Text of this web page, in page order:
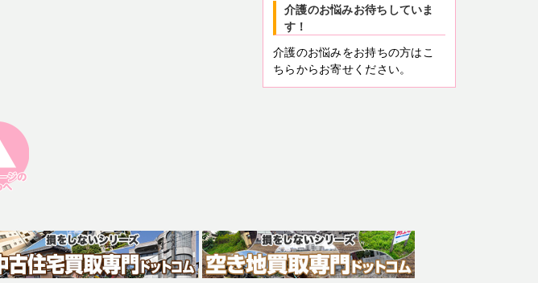
介護のお悩みお待ちしていま
す！
介護のお悩みをお持ちの方はこ
ちらからお寄せください。